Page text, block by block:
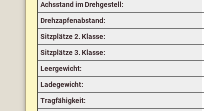
Achsstand im Drehgestell:
Drehzapfenabstand:
Sitzplätze 2. Klasse:
Sitzplätze 3. Klasse:
Leergewicht:
Ladegewicht:
Tragfähigkeit: